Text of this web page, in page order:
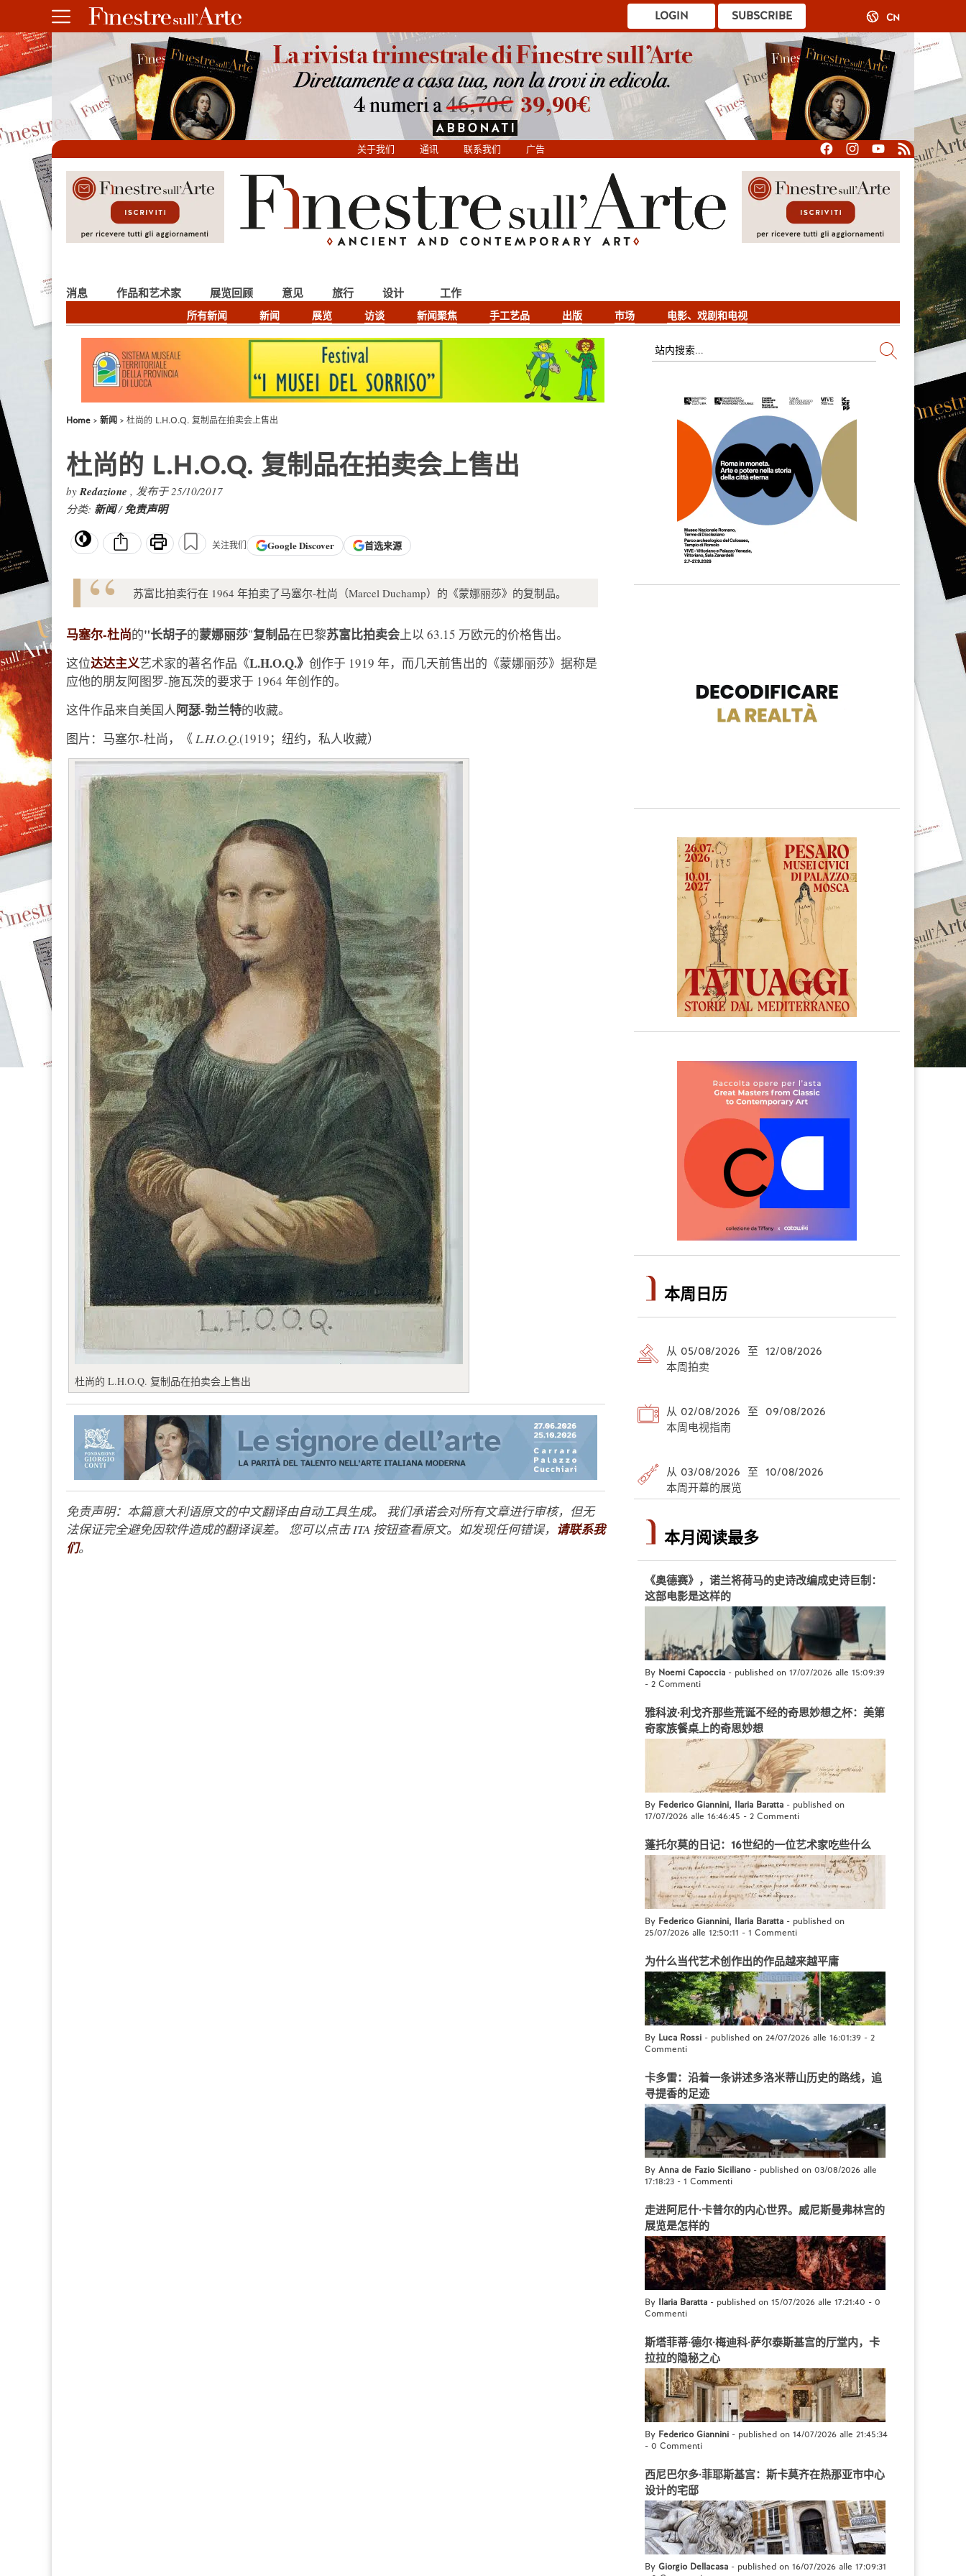
SUBSCRIBE
LOGIN CN
关于我们 通讯 联系我们 广告
消息
所有新闻 新闻 展览 访谈 新闻聚焦 手工艺品 出版 市场 电影、戏剧和电视
作品和艺术家 展览回顾 意见 旅行 设计 工作
Home 新闻 杜尚的 L.H.O.Q. 复制品在拍卖会上售出
杜尚的 L.H.O.Q. 复制品在拍卖会上售出
byRedazione , 发布于 25/10/2017
分类: 新闻/免责声明
关注我们 GoogleDiscover 首选来源
苏富比拍卖行在 1964 年拍卖了马塞尔-杜尚（Marcel Duchamp）的《蒙娜丽莎》的复制品。
马塞尔-杜尚的"长胡子的蒙娜丽莎"复制品在巴黎苏富比拍卖会上以 63.15 万欧元的价格售出。
这位达达主义艺术家的著名作品《L.H.O.Q.》 创作于 1919 年，而几天前售出的《蒙娜丽莎》据称是
应他的朋友阿图罗-施瓦茨的要求于 1964 年创作的。
这件作品来自美国人阿瑟-勃兰特的收藏。
图片：马塞尔-杜尚，《L.H.O.Q.(1919；纽约，私人收藏）
杜尚的 L.H.O.Q. 复制品在拍卖会上售出
免责声明：本篇意大利语原文的中文翻译由自动工具生成。 我们承诺会对所有文章进行审核，但无
法保证完全避免因软件造成的翻译误差。 您可以点击 ITA 按钮查看原文。如发现任何错误， 请联系我
们。
本周日历
从 05/08/2026 至 12/08/2026
本周拍卖
从 02/08/2026 至 09/08/2026
本周电视指南
从 03/08/2026 至 10/08/2026
本周开幕的展览
本月阅读最多
《奥德赛》，诺兰将荷马的史诗改编成史诗巨制：
这部电影是这样的
By Noemi Capoccia - published on 17/07/2026 alle 15:09:39
- 2 Commenti
雅科波·利戈齐那些荒诞不经的奇思妙想之杯：美第
奇家族餐桌上的奇思妙想
By Federico Giannini, Ilaria Baratta - published on
17/07/2026 alle 16:46:45 - 2 Commenti
蓬托尔莫的日记：16世纪的一位艺术家吃些什么
By Federico Giannini, Ilaria Baratta - published on
25/07/2026 alle 12:50:11 - 1 Commenti
为什么当代艺术创作出的作品越来越平庸
By Luca Rossi - published on 24/07/2026 alle 16:01:39 - 2
Commenti
卡多雷：沿着一条讲述多洛米蒂山历史的路线，追
寻提香的足迹
By Anna de Fazio Siciliano- published on 03/08/2026 alle
17:18:23 - 1 Commenti
走进阿尼什·卡普尔的内心世界。威尼斯曼弗林宫的
展览是怎样的
By Ilaria Baratta - published on 15/07/2026 alle 17:21:40 - 0
Commenti
斯塔菲蒂·德尔·梅迪科·萨尔泰斯基宫的厅堂内，卡
拉拉的隐秘之心
By Federico Giannini - published on 14/07/2026 alle 21:45:34
- 0 Commenti
西尼巴尔多·菲耶斯基宫：斯卡莫齐在热那亚市中心
设计的宅邸
By Giorgio Dellacasa - published on 16/07/2026 alle 17:09:31